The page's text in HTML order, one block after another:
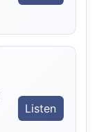
Listen